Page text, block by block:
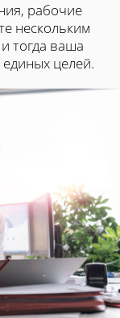
рабочие
нескольким
тогда ваша
целей.